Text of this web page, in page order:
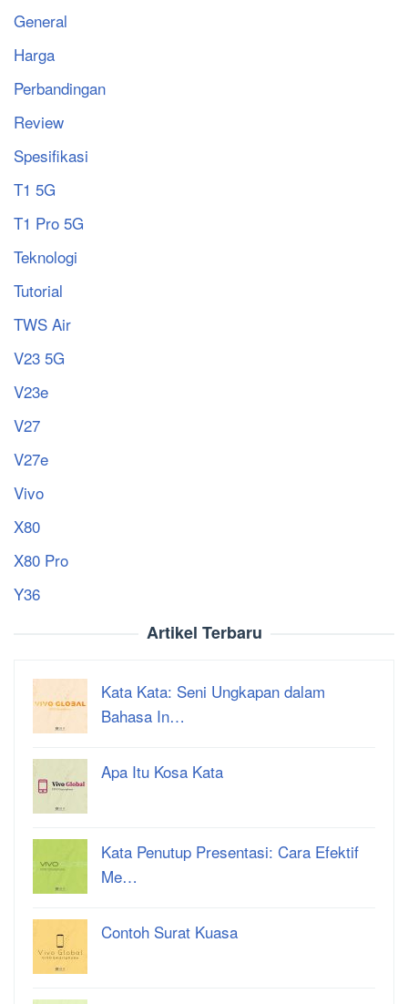
General
Harga
Perbandingan
Review
Spesifikasi
T1 5G
T1 Pro 5G
Teknologi
Tutorial
TWS Air
V23 5G
V23e
V27
V27e
Vivo
X80
X80 Pro
Y36
Artikel Terbaru
Kata Kata: Seni Ungkapan dalam
Bahasa In…
Apa Itu Kosa Kata
Kata Penutup Presentasi: Cara Efektif
Me…
Contoh Surat Kuasa